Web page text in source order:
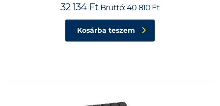
32 134 Ft Bruttó:40 810 Ft
Kosárba teszem